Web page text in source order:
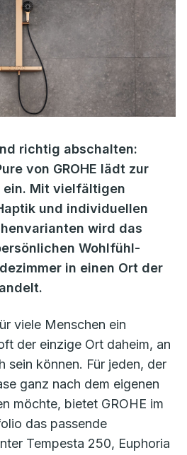
richtig abschalten:
von GROHE lädt zur
Mit vielfältigen
und individuellen
wird das
Wohlfühl-
in einen Ort der
viele Menschen ein
der einzige Ort daheim, an
sein können. Für jeden, der
ganz nach dem eigenen
möchte, bietet GROHE im
das passende
Tempesta 250, Euphoria